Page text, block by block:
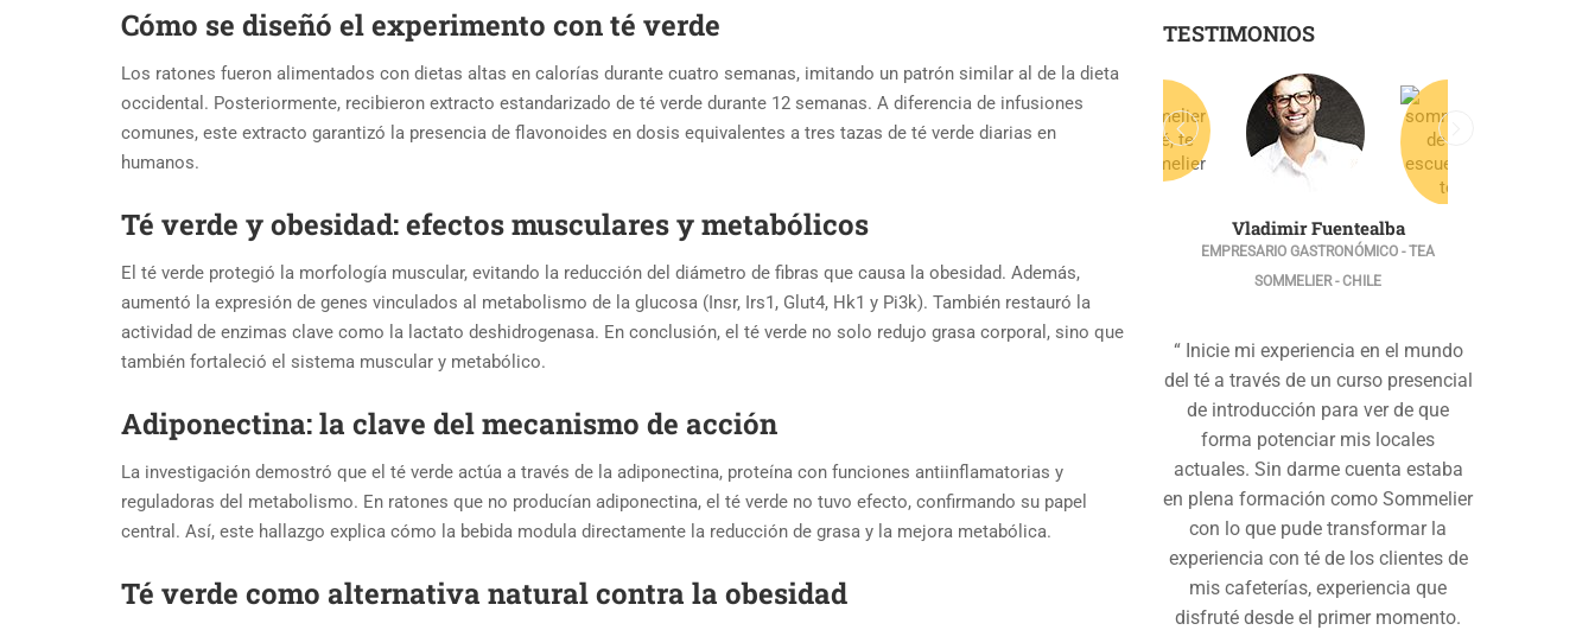
Cómo se diseñó el experimento con té verde
Los ratones fueron alimentados con dietas altas en calorías durante cuatro semanas, imitando un patrón similar al de la dieta
occidental. Posteriormente, recibieron extracto estandarizado de té verde durante 12 semanas. A diferencia de infusiones
comunes, este extracto garantizó la presencia de flavonoides en dosis equivalentes a tres tazas de té verde diarias en
humanos.
Té verde y obesidad: efectos musculares y metabólicos
El té verde protegió la morfología muscular, evitando la reducción del diámetro de fibras que causa la obesidad. Además,
aumentó la expresión de genes vinculados al metabolismo de la glucosa (Insr, Irs1, Glut4, Hk1 y Pi3k). También restauró la
actividad de enzimas clave como la lactato deshidrogenasa. En conclusión, el té verde no solo redujo grasa corporal, sino que
también fortaleció el sistema muscular y metabólico.
Adiponectina: la clave del mecanismo de acción
La investigación demostró que el té verde actúa a través de la adiponectina, proteína con funciones antiinflamatorias y
reguladoras del metabolismo. En ratones que no producían adiponectina, el té verde no tuvo efecto, confirmando su papel
central. Así, este hallazgo explica cómo la bebida modula directamente la reducción de grasa y la mejora metabólica.
Té verde como alternativa natural contra la obesidad
TESTIMONIOS
Vladimir Fuentealba
EMPRESARIO GASTRONÓMICO - TEA
SOMMELIER - CHILE
“ Inicie mi experiencia en el mundo
del té a través de un curso presencial
de introducción para ver de que
forma potenciar mis locales
actuales. Sin darme cuenta estaba
en plena formación como Sommelier
con lo que pude transformar la
experiencia con té de los clientes de
mis cafeterías, experiencia que
disfruté desde el primer momento.